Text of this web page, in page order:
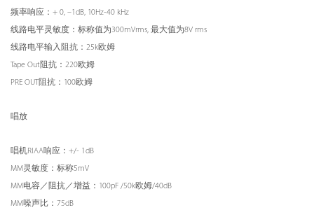
频率响应：+ 0, –1dB, 10Hz-40 kHz
线路电平灵敏度：标称值为300mVrms, 最大值为8V rms
线路电平输入阻抗：25k欧姆
Tape Out阻抗：220欧姆
PRE OUT阻抗：100欧姆
唱放
唱机RIAA响应：+/- 1dB
MM灵敏度：标称5mV
MM电容／阻抗／增益：100pF /50k欧姆/40dB
MM噪声比：75dB